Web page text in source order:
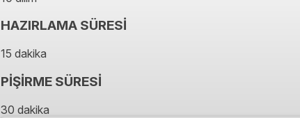
HAZIRLAMA SÜRESİ
15 dakika
PİŞİRME SÜRESİ
30 dakika